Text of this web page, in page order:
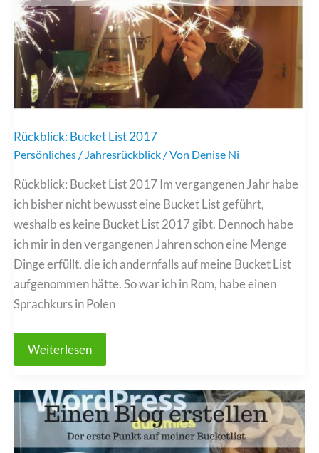
Rückblick: Bucket List 2017
Persönliches / Jahresrückblick / Von Denise Ni
Rückblick: Bucket List 2017 Im vergangenen Jahr habe
ich bisher nicht bewusst eine Bucket List geführt,
weshalb es keine Bucket List 2017 gibt. Dennoch habe
ich mir in den vergangenen Jahren schon eine Menge
Dinge erfüllt, die ich andernfalls auf meine Bucket List
aufgenommen hätte. So war ich in Rom, habe einen
Sprachkurs in Polen
Rückblick:
Weiterlesen